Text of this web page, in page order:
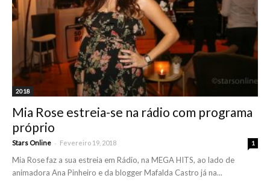
2018
Mia Rose estreia-se na rádio com programa
próprio
Stars Online - Fevereiro 19, 2018 1
Mia Rose faz a sua estreia em Rádio, na MEGA HITS, ao lado de
animadora Ana Pinheiro e da blogger Mafalda Castro já na...